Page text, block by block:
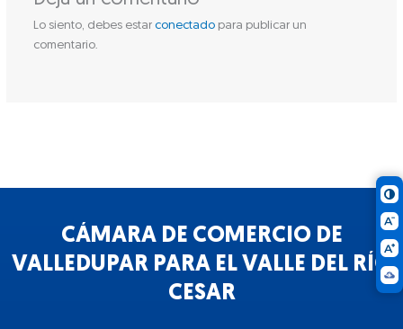
Lo siento, debes estar conectadopara publicar un
comentario.
CÁMARA DE COMERCIO DE
VALLEDUPAR PARA EL VALLE DEL RÍO
CESAR